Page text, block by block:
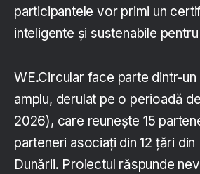
participantele vor primi un
inteligente și sustenabile
WE.Circular face parte dintr-
amplu, derulat pe o perioadă
2026), care reunește 15
parteneri asociați din 12 țări din
Dunării. Proiectul răspunde